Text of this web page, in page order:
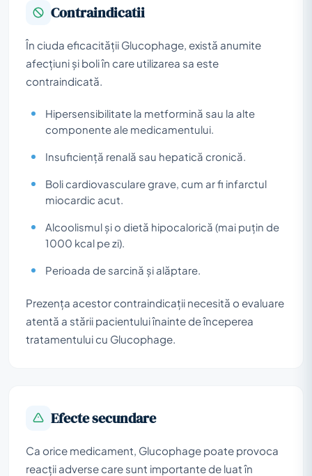
Contraindicatii
În ciuda eficacității Glucophage, există anumite
afecțiuni și boli în care utilizarea sa este
contraindicată.
Hipersensibilitate la metformină sau la alte
componente ale medicamentului.
Insuficiență renală sau hepatică cronică.
Boli cardiovasculare grave, cum ar fi infarctul
miocardic acut.
Alcoolismul și o dietă hipocalorică (mai puțin de
1000 kcal pe zi).
Perioada de sarcină și alăptare.
Prezența acestor contraindicații necesită o evaluare
atentă a stării pacientului înainte de începerea
tratamentului cu Glucophage.
Efecte secundare
Ca orice medicament, Glucophage poate provoca
reacții adverse care sunt importante de luat în